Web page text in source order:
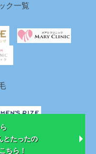
とたったの
ちら！
ク一覧